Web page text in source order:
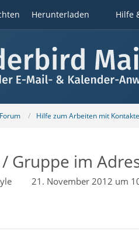
Herunterladen Hilfe
Forum Hilfe zum Arbeiten mit
Gruppe im
21. November 2012 um